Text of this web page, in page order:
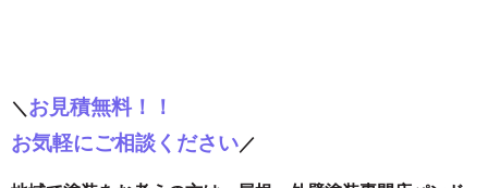
＼ お見積無料！！
お気軽にご相談ください／